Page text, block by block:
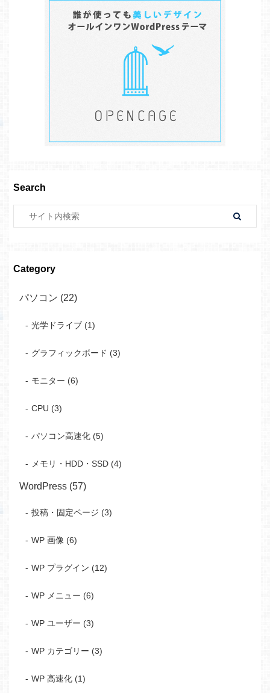
Search
Category
パソコン (22)
光学ドライブ (1)
グラフィックボード (3)
モニター (6)
CPU (3)
パソコン高速化 (5)
メモリ・HDD・SSD (4)
WordPress (57)
投稿・固定ページ (3)
WP 画像 (6)
WP プラグイン (12)
WP メニュー (6)
WP ユーザー (3)
WP カテゴリー (3)
WP 高速化 (1)